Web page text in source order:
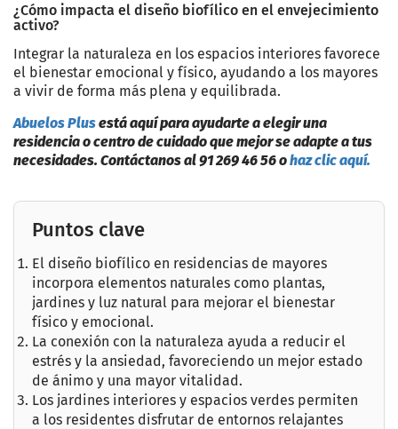
¿Cómo impacta el diseño biofílico en el envejecimiento
activo?
Integrar la naturaleza en los espacios interiores favorece
el bienestar emocional y físico, ayudando a los mayores
a vivir de forma más plena y equilibrada.
Abuelos Plusestá aquí para ayudarte a elegir una
residencia o centro de cuidado que mejor se adapte a tus
necesidades. Contáctanos al 91 269 46 56 ohaz clic aquí.
Puntos clave
El diseño biofílico en residencias de mayores
incorpora elementos naturales como plantas,
jardines y luz natural para mejorar el bienestar
físico y emocional.
La conexión con la naturaleza ayuda a reducir el
estrés y la ansiedad, favoreciendo un mejor estado
de ánimo y una mayor vitalidad.
Los jardines interiores y espacios verdes permiten
a los residentes disfrutar de entornos relajantes